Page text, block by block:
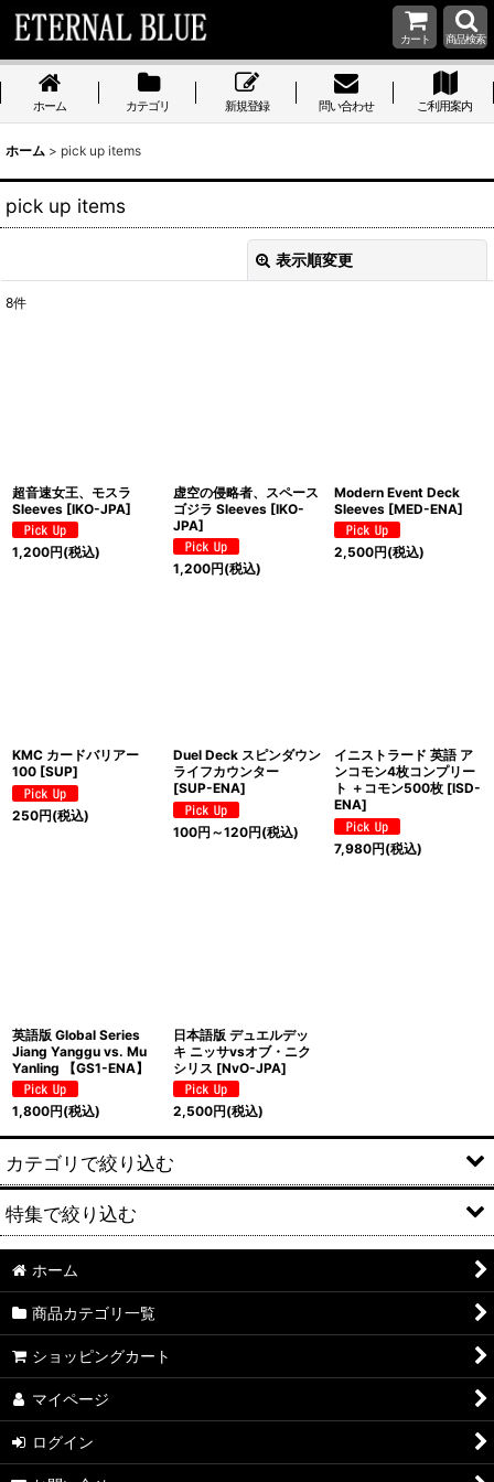
カート 商品検索
ホーム カテゴリ 新規登録 問い合わせ ご利用案内
ホーム > pick up items
pick up items
表示順変更
絞り込む
8件
超音速女王、モスラ
Sleeves [IKO-JPA]
1,200円(税込)
虚空の侵略者、スペース
ゴジラ Sleeves [IKO-
JPA]
1,200円(税込)
Modern Event Deck
Sleeves [MED-ENA]
2,500円(税込)
KMC カードバリアー
100 [SUP]
250円(税込)
Duel Deck スピンダウン
ライフカウンター
[SUP-ENA]
100円 ～120円(税込)
イニストラード 英語 ア
ンコモン4枚コンプリー
ト ＋コモン500枚 [ISD-
ENA]
7,980円(税込)
英語版 Global Series
Jiang Yanggu vs. Mu
Yanling 【GS1-ENA】
1,800円(税込)
日本語版 デュエルデッ
キ ニッサvsオブ・ニク
シリス [NvO-JPA]
2,500円(税込)
カテゴリで絞り込む
機械兵団の進軍:決戦の後に
機械兵団の進軍
ファイレクシア:完全なる統一
兄弟戦争
団結のドミナリア
ニューカペナの街角
特集で絞り込む
テーロス還魂記
エルドレインの王権
モダンホライゾン
基本セット2019
ホーム
商品カテゴリ一覧
ショッピングカート
マイページ
ログイン